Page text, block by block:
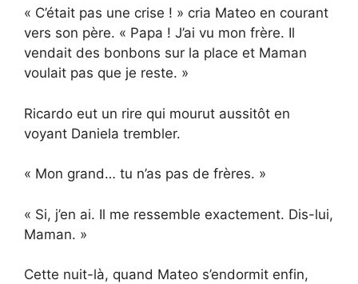
« C’était pas une crise ! » cria Mateo en courant
vers son père. « Papa ! J’ai vu mon frère. Il
vendait des bonbons sur la place et Maman
voulait pas que je reste. »
Ricardo eut un rire qui mourut aussitôt en
voyant Daniela trembler.
« Mon grand… tu n’as pas de frères. »
« Si, j’en ai. Il me ressemble exactement. Dis-lui,
Maman. »
Cette nuit-là, quand Mateo s’endormit enfin,